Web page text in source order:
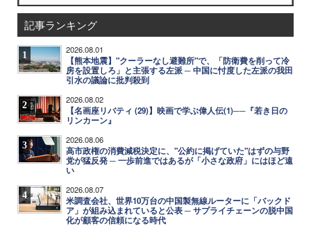
記事ランキング
1 2026.08.01
【熊本地震】"クーラーなし避難所"で、「防衛費を削って冷
房を設置しろ」と主張する左派 ─ 中国に忖度した左派の我田
引水の議論に批判殺到
2 2026.08.02
【名画座リバティ (29)】映画で学ぶ偉人伝(1)──『若き日の
リンカーン』
3 2026.08.06
高市政権の消費減税決定に、"公約に掲げていた"はずの与野
党が猛反発 ─ 一歩前進ではあるが「小さな政府」にはほど遠
い
4 2026.08.07
米調査会社、世界10万台の中国製無線ルーターに「バックド
ア」が組み込まれていると公表 ─ サプライチェーンの脱中国
化が顧客の信頼になる時代